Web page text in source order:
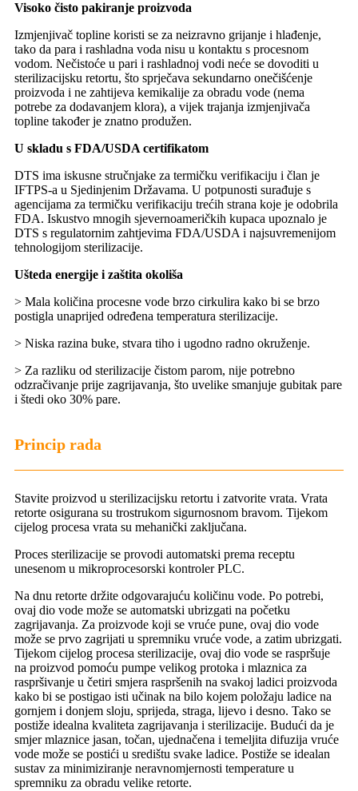
Visoko čisto pakiranje proizvoda
Izmjenjivač topline koristi se za neizravno grijanje i hlađenje,
tako da para i rashladna voda nisu u kontaktu s procesnom
vodom. Nečistoće u pari i rashladnoj vodi neće se dovoditi u
sterilizacijsku retortu, što sprječava sekundarno onečišćenje
proizvoda i ne zahtijeva kemikalije za obradu vode (nema
potrebe za dodavanjem klora), a vijek trajanja izmjenjivača
topline također je znatno produžen.
U skladu s FDA/USDA certifikatom
DTS ima iskusne stručnjake za termičku verifikaciju i član je
IFTPS-a u Sjedinjenim Državama. U potpunosti surađuje s
agencijama za termičku verifikaciju trećih strana koje je odobrila
FDA. Iskustvo mnogih sjevernoameričkih kupaca upoznalo je
DTS s regulatornim zahtjevima FDA/USDA i najsuvremenijom
tehnologijom sterilizacije.
Ušteda energije i zaštita okoliša
> Mala količina procesne vode brzo cirkulira kako bi se brzo
postigla unaprijed određena temperatura sterilizacije.
> Niska razina buke, stvara tiho i ugodno radno okruženje.
> Za razliku od sterilizacije čistom parom, nije potrebno
odzračivanje prije zagrijavanja, što uvelike smanjuje gubitak pare
i štedi oko 30% pare.
Princip rada
Stavite proizvod u sterilizacijsku retortu i zatvorite vrata. Vrata
retorte osigurana su trostrukom sigurnosnom bravom. Tijekom
cijelog procesa vrata su mehanički zaključana.
Proces sterilizacije se provodi automatski prema receptu
unesenom u mikroprocesorski kontroler PLC.
Na dnu retorte držite odgovarajuću količinu vode. Po potrebi,
ovaj dio vode može se automatski ubrizgati na početku
zagrijavanja. Za proizvode koji se vruće pune, ovaj dio vode
može se prvo zagrijati u spremniku vruće vode, a zatim ubrizgati.
Tijekom cijelog procesa sterilizacije, ovaj dio vode se raspršuje
na proizvod pomoću pumpe velikog protoka i mlaznica za
raspršivanje u četiri smjera raspršenih na svakoj ladici proizvoda
kako bi se postigao isti učinak na bilo kojem položaju ladice na
gornjem i donjem sloju, sprijeda, straga, lijevo i desno. Tako se
postiže idealna kvaliteta zagrijavanja i sterilizacije. Budući da je
smjer mlaznice jasan, točan, ujednačena i temeljita difuzija vruće
vode može se postići u središtu svake ladice. Postiže se idealan
sustav za minimiziranje neravnomjernosti temperature u
spremniku za obradu velike retorte.